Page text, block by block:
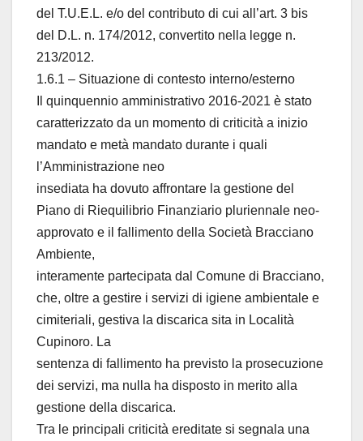
del T.U.E.L. e/o del contributo di cui all’art. 3 bis
del D.L. n. 174/2012, convertito nella legge n.
213/2012.
1.6.1 – Situazione di contesto interno/esterno
Il quinquennio amministrativo 2016-2021 è stato
caratterizzato da un momento di criticità a inizio
mandato e metà mandato durante i quali
l’Amministrazione neo
insediata ha dovuto affrontare la gestione del
Piano di Riequilibrio Finanziario pluriennale neo-
approvato e il fallimento della Società Bracciano
Ambiente,
interamente partecipata dal Comune di Bracciano,
che, oltre a gestire i servizi di igiene ambientale e
cimiteriali, gestiva la discarica sita in Località
Cupinoro. La
sentenza di fallimento ha previsto la prosecuzione
dei servizi, ma nulla ha disposto in merito alla
gestione della discarica.
Tra le principali criticità ereditate si segnala una